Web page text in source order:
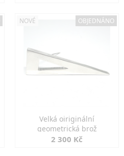
NOVÉ OBJEDNÁNO
Velká oiriginální
geometrická brož
2 300 Kč